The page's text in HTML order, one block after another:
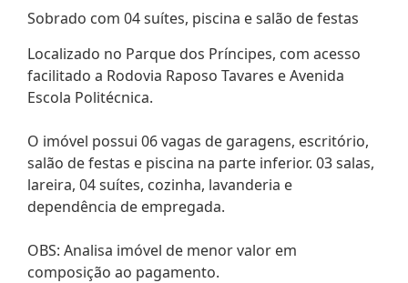
Sobrado com 04 suítes, piscina e salão de festas
Localizado no Parque dos Príncipes, com acesso
facilitado a Rodovia Raposo Tavares e Avenida
Escola Politécnica.
O imóvel possui 06 vagas de garagens, escritório,
salão de festas e piscina na parte inferior. 03 salas,
lareira, 04 suítes, cozinha, lavanderia e
dependência de empregada.
OBS: Analisa imóvel de menor valor em
composição ao pagamento.